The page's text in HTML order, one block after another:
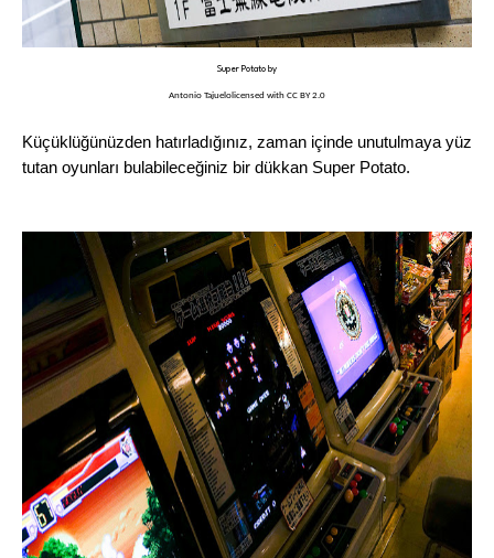
Super Potato by
Antonio Tajuelo licensed with CC BY 2.0
Küçüklüğünüzden hatırladığınız, zaman içinde unutulmaya yüz
tutan oyunları bulabileceğiniz bir dükkan Super Potato.